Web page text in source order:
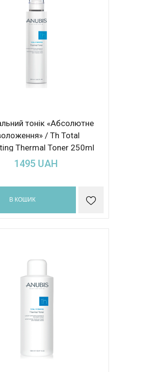
тонік «Абсолютне
/ Th Total
Thermal Toner 250ml
1495 UAH
В КОШИК